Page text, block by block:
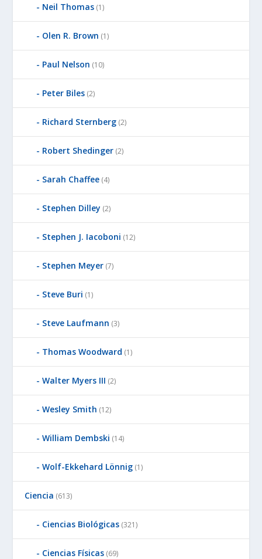
Neil Thomas (1)
Olen R. Brown (1)
Paul Nelson (10)
Peter Biles (2)
Richard Sternberg (2)
Robert Shedinger (2)
Sarah Chaffee (4)
Stephen Dilley (2)
Stephen J. Iacoboni (12)
Stephen Meyer (7)
Steve Buri (1)
Steve Laufmann (3)
Thomas Woodward (1)
Walter Myers III (2)
Wesley Smith (12)
William Dembski (14)
Wolf-Ekkehard Lönnig (1)
Ciencia (613)
Ciencias Biológicas (321)
Ciencias Físicas (69)